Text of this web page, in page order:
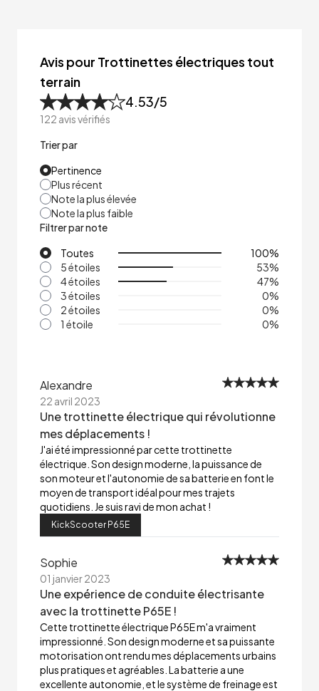
Avis pour Trottinettes électriques tout
terrain
4.53/5
122 avis vérifiés
Trier par
Pertinence
Plus récent
Note la plus élevée
Note la plus faible
Filtrer par note
Toutes
100%
5 étoiles
53%
4 étoiles
47%
3 étoiles
0%
2 étoiles
0%
1 étoile
0%
Alexandre
22 avril 2023
Une trottinette électrique qui révolutionne
mes déplacements !
J'ai été impressionné par cette trottinette
électrique. Son design moderne, la puissance de
son moteur et l'autonomie de sa batterie en font le
moyen de transport idéal pour mes trajets
quotidiens. Je suis ravi de mon achat !
KickScooter P65E
Sophie
01 janvier 2023
Une expérience de conduite électrisante
avec la trottinette P65E !
Cette trottinette électrique P65E m'a vraiment
impressionné. Son design moderne et sa puissante
motorisation ont rendu mes déplacements urbains
plus pratiques et agréables. La batterie a une
excellente autonomie, et le système de freinage est